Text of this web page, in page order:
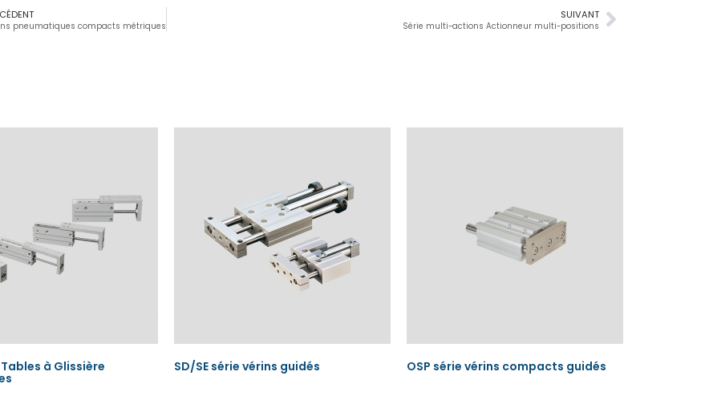
SUIVANT
Série multi-actions Actionneur multi-positions
pneumatiques compacts métriques
Tables à Glissière SD/SE série vérins guidés OSP série vérins compacts guidés